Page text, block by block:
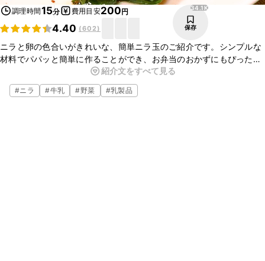
調理時間15分 費用目安200円
4.40 (602)
34.1K
保存
ニラと卵の色合いがきれいな、簡単ニラ玉のご紹介です。シンプルな
材料でパパッと簡単に作ることができ、お弁当のおかずにもぴったり
ですよ。ぜひお試しくださいね。紹介文をすべて見る
#ニラ #牛乳 #野菜 #乳製品